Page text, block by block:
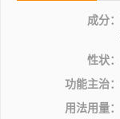
成分：
性状：
功能主治：
用法用量：